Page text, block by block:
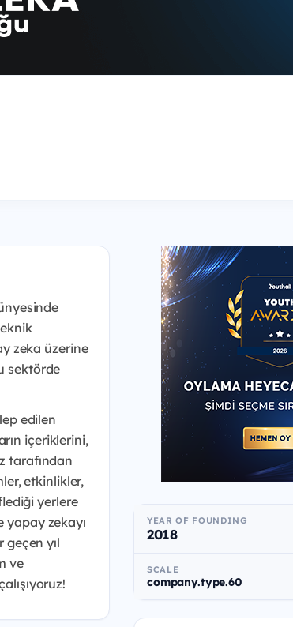
zeka üzerine
sektörde
edilen
içeriklerini,
tarafından
etkinlikler,
yerlere
yapay zekayı
yıl
ve
YEAR OF FOUNDING
2018
SCALE
company.type.60